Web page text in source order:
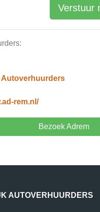
Autoverhuurders
rem.nl/
Bezoek Adrem
Verstuur
AUTOVERHUURDERS